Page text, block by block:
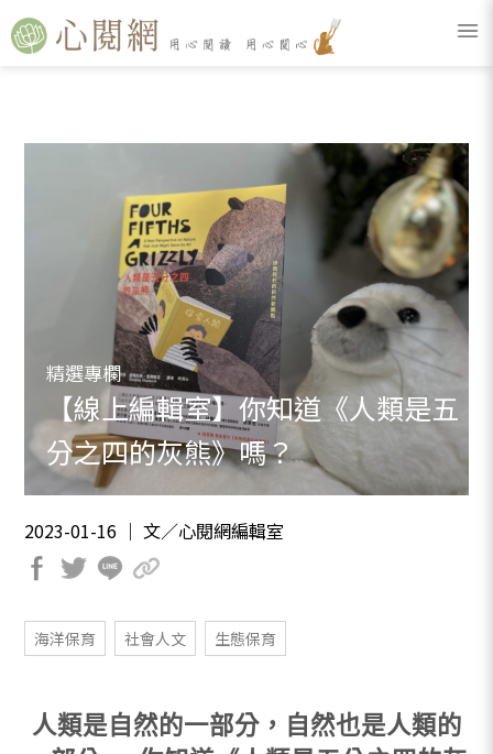
精選專欄
【線上編輯室】你知道《人類是五
分之四的灰熊》嗎？
2023-01-16 ｜ 文∕心閱網編輯室
海洋保育 社會人文 生態保育
人類是自然的一部分，自然也是人類的